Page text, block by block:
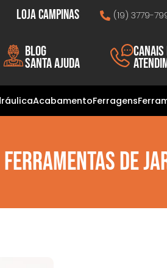
Loja Campinas (19) 3779-
Blog
Santa Ajuda
Canais
AcabamentoFerragens
Ferramentas De